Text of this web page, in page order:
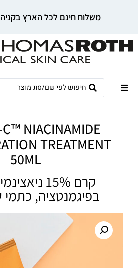
משלוח חינם לכל הארץ בקניה מעל
NIACINAMIDE
TREATMENT
50ML
קרם 15%
בפיגמנטציה, כתמי